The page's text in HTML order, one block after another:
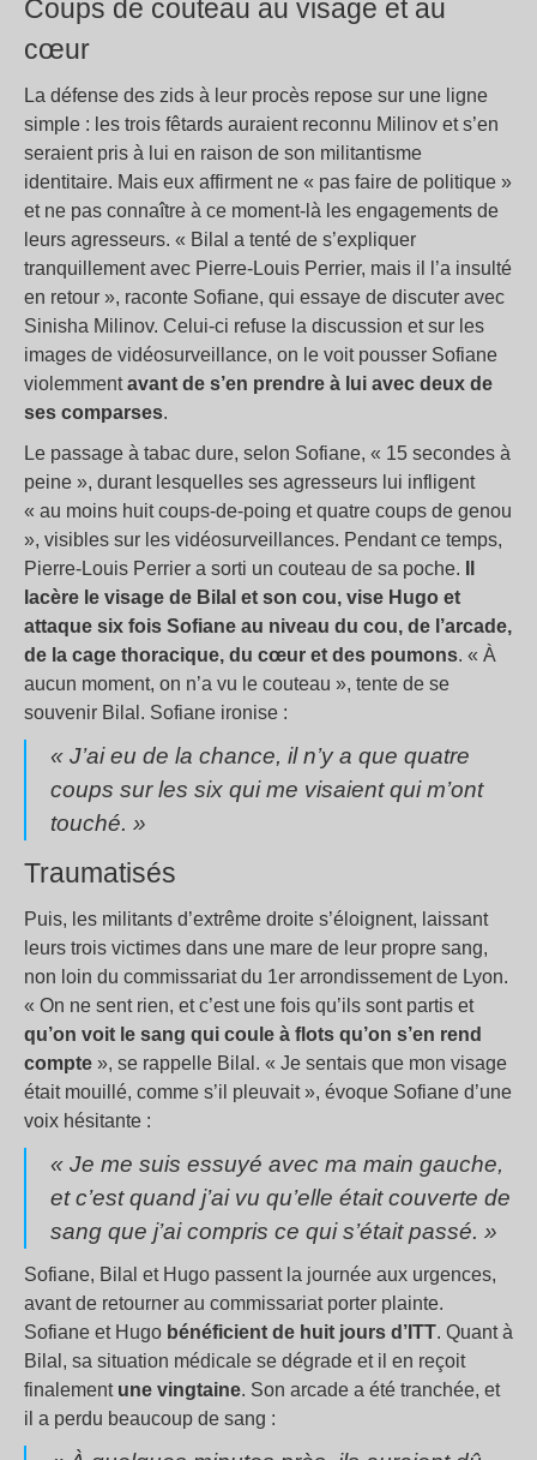
Coups de couteau au visage et au
cœur
La défense des zids à leur procès repose sur une ligne
simple : les trois fêtards auraient reconnu Milinov et s’en
seraient pris à lui en raison de son militantisme
identitaire. Mais eux affirment ne « pas faire de politique »
et ne pas connaître à ce moment-là les engagements de
leurs agresseurs. « Bilal a tenté de s’expliquer
tranquillement avec Pierre-Louis Perrier, mais il l’a insulté
en retour », raconte Sofiane, qui essaye de discuter avec
Sinisha Milinov. Celui-ci refuse la discussion et sur les
images de vidéosurveillance, on le voit pousser Sofiane
violemmentavant de s’en prendre à lui avec deux de
ses comparses.
Le passage à tabac dure, selon Sofiane, « 15 secondes à
peine », durant lesquelles ses agresseurs lui infligent
« au moins huit coups-de-poing et quatre coups de genou
», visibles sur les vidéosurveillances. Pendant ce temps,
Pierre-Louis Perrier a sorti un couteau de sa poche.
lacère le visage de Bilal et son cou, vise Hugo et
attaque six fois Sofiane au niveau du cou, de l’arcade,
de la cage thoracique, du cœur et des poumons. « À
aucun moment, on n’a vu le couteau », tente de se
souvenir Bilal. Sofiane ironise :
« J’ai eu de la chance, il n’y a que quatre
coups sur les six qui me visaient qui m’ont
touché. »
Traumatisés
Puis, les militants d’extrême droite s’éloignent, laissant
leurs trois victimes dans une mare de leur propre sang,
non loin du commissariat du 1er arrondissement de Lyon.
« On ne sent rien, et c’est une fois qu’ils sont partis et
qu’on voit le sang qui coule à flots qu’on s’en rend
compte », se rappelle Bilal. « Je sentais que mon visage
était mouillé, comme s’il pleuvait », évoque Sofiane d’une
voix hésitante :
« Je me suis essuyé avec ma main gauche,
et c’est quand j’ai vu qu’elle était couverte de
sang que j’ai compris ce qui s’était passé. »
Sofiane, Bilal et Hugo passent la journée aux urgences,
avant de retourner au commissariat porter plainte.
Sofiane et Hugo bénéficient de huit jours d’ITT. Quant à
Bilal, sa situation médicale se dégrade et il en reçoit
finalement une vingtaine. Son arcade a été tranchée, et
il a perdu beaucoup de sang :